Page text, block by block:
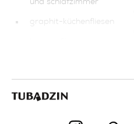
graphit-küchenfliesen
kollektionen
beige